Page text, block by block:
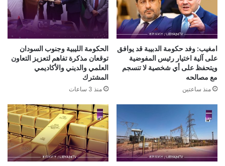
امغيب: وفد حكومة الدبيبة قد يوافق
على آلية اختيار رئيس المفوضية
ويتحفظ على أي شخصية لا تنسجم
مع مصالحه
منذ ساعتين
الحكومة الليبية وجنوب السودان
توقعان مذكرة تفاهم لتعزيز التعاون
العلمي والديني والأكاديمي
المشترك
منذ 3 ساعات